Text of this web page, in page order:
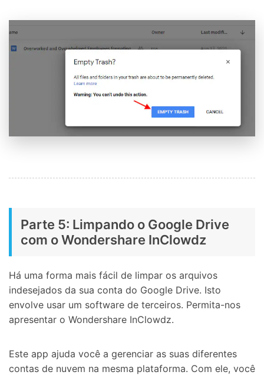
Parte 5: Limpando o Google Drive
com o Wondershare InClowdz
Há uma forma mais fácil de limpar os arquivos
indesejados da sua conta do Google Drive. Isto
envolve usar um software de terceiros. Permita-nos
apresentar o Wondershare InClowdz.
Este app ajuda você a gerenciar as suas diferentes
contas de nuvem na mesma plataforma. Com ele, você